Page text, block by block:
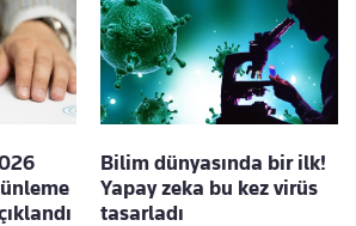
Bilim dünyasında bir ilk!
Yapay zeka bu kez virüs
tasarladı